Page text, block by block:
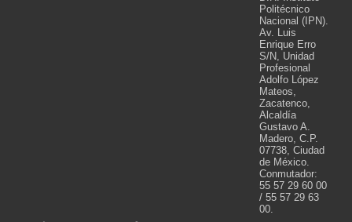
Politécnico
Nacional (IPN).
Av. Luis
Enrique Erro
S/N, Unidad
Profesional
Adolfo López
Mateos,
Zacatenco,
Alcaldía
Gustavo A.
Madero, C.P.
07738, Ciudad
de México.
Conmutador:
55 57 29 60 00
/ 55 57 29 63
00.